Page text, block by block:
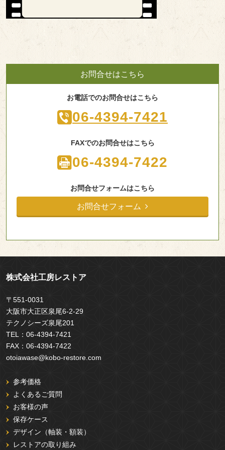
お問合せはこちら
お電話でのお問合せはこちら
06-4394-7421
FAXでのお問合せはこちら
06-4394-7422
お問合せフォームはこちら
お問合せフォーム
株式会社工房レストア
〒551-0031
大阪市大正区泉尾6-2-29
テクノシーズ泉尾201
TEL： 06-4394-7421
FAX： 06-4394-7422
otoiawase@kobo-restore.com
参考価格
よくあるご質問
お客様の声
保存ケース
デザイン（軸装・額装）
レストアの取り組み